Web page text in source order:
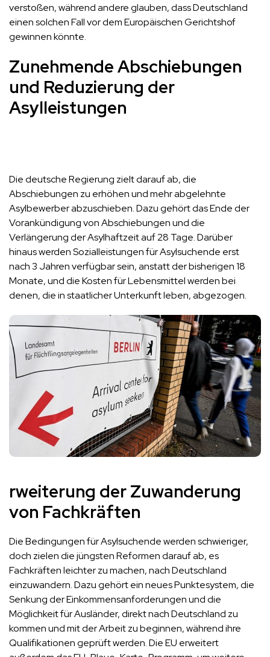
verstoßen, während andere glauben, dass Deutschland
einen solchen Fall vor dem Europäischen Gerichtshof
gewinnen könnte.
Zunehmende Abschiebungen
und Reduzierung der
Asylleistungen
Die deutsche Regierung zielt darauf ab, die
Abschiebungen zu erhöhen und mehr abgelehnte
Asylbewerber abzuschieben. Dazu gehört das Ende der
Vorankündigung von Abschiebungen und die
Verlängerung der Asylhaftzeit auf 28 Tage. Darüber
hinaus werden Sozialleistungen für Asylsuchende erst
nach 3 Jahren verfügbar sein, anstatt der bisherigen 18
Monate, und die Kosten für Lebensmittel werden bei
denen, die in staatlicher Unterkunft leben, abgezogen.
rweiterung der Zuwanderung
von Fachkräften
Die Bedingungen für Asylsuchende werden schwieriger,
doch zielen die jüngsten Reformen darauf ab, es
Fachkräften leichter zu machen, nach Deutschland
einzuwandern. Dazu gehört ein neues Punktesystem, die
Senkung der Einkommensanforderungen und die
Möglichkeit für Ausländer, direkt nach Deutschland zu
kommen und mit der Arbeit zu beginnen, während ihre
Qualifikationen geprüft werden. Die EU erweitert